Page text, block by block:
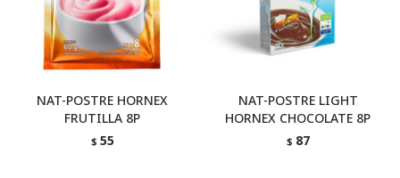
NAT-POSTRE HORNEX
FRUTILLA 8P
$ 55
NAT-POSTRE LIGHT
HORNEX CHOCOLATE 8P
$ 87